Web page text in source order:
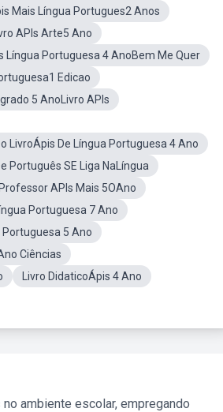
Mais Língua Portugues2 Anos
APIs Arte5 Ano
Língua Portuguesa 4 AnoBem Me Quer
Edicao
5 AnoLivro APIs
LivroÁpis De Língua Portuguesa 4 Ano
Português SE Liga NaLíngua
Professor APIs Mais 5OAno
Portuguesa 7 Ano
5 Ano
Ciências
Livro DidaticoÁpis 4 Ano
ambiente escolar, empregando